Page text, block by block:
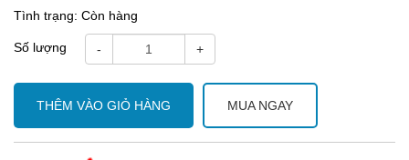
Tình trạng: Còn hàng
Số lượng - +
THÊM VÀO GIỎ HÀNG MUA NGAY